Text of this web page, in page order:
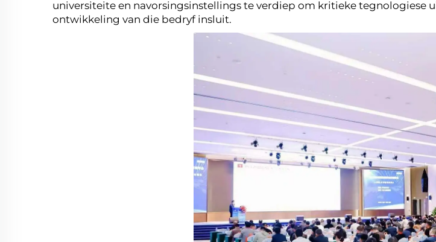
universiteite en navorsingsinstellings te verdiep om kritieke
ontwikkeling van die bedryf insluit.